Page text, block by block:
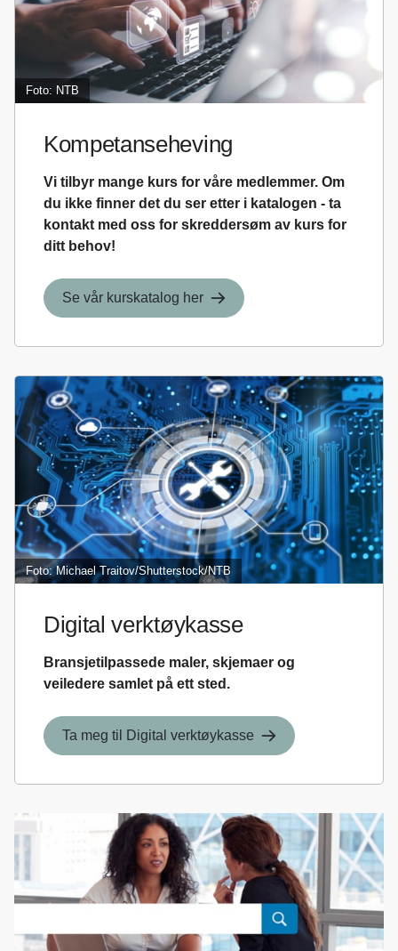
Foto: NTB
Kompetanseheving
Vi tilbyr mange kurs for våre medlemmer. Om
du ikke finner det du ser etter i katalogen - ta
kontakt med oss for skreddersøm av kurs for
ditt behov!
Se vår kurskatalog her
Foto: Michael Traitov/Shutterstock/NTB
Digital verktøykasse
Bransjetilpassede maler, skjemaer og
veiledere samlet på ett sted.
Ta meg til Digital verktøykasse